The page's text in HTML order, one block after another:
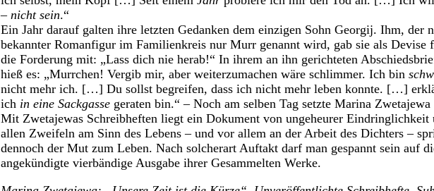
– nicht sein.“
Ein Jahr darauf galten ihre letzten Gedanken dem einzigen Sohn Georgij. Ihm, der
bekannter Romanfigur im Familienkreis nur Murr genannt wird, gab sie als Devise
die Forderung mit: „Lass dich nie herab!“ In ihrem an ihn gerichteten
hieß es: „Murrchen! Vergib mir, aber weiterzumachen wäre schlimmer. Ich bin
nicht mehr ich. […] Du sollst begreifen, dass ich nicht mehr leben konnte. […]
ich in eine Sackgasse geraten bin.“ – Noch am selben Tag setzte Marina
Mit Zwetajewas Schreibheften liegt ein Dokument von ungeheurer Eindringlichkeit
allen Zweifeln am Sinn des Lebens – und vor allem an der Arbeit des Dichters –
dennoch der Mut zum Leben. Nach solcherart Auftakt darf man gespannt sein auf
angekündigte vierbändige Ausgabe ihrer Gesammelten Werke.